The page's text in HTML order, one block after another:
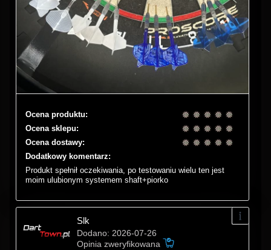
Ocena produktu:
Ocena sklepu:
Ocena dostawy:
Dodatkowy komentarz:
Produkt spełnił oczekiwania, po testowaniu wielu ten jest
moim ulubionym systemem shaft+piorko
Slk
Dodano: 2026-07-26
Opinia zweryfikowana